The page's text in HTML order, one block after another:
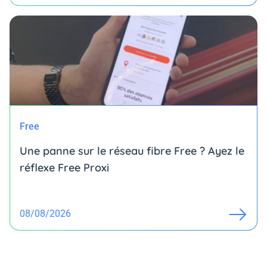
Free
Une panne sur le réseau fibre Free ? Ayez le
réflexe Free Proxi
08/08/2026